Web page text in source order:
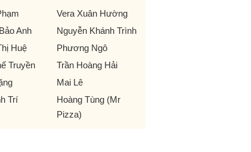
Vera Xuân Hường
Anh
Nguyễn Khánh Trình
Huệ
Phương Ngô
Truyền
Trần Hoàng Hải
Mai Lê
Trí
Hoàng Tùng (Mr
Pizza)